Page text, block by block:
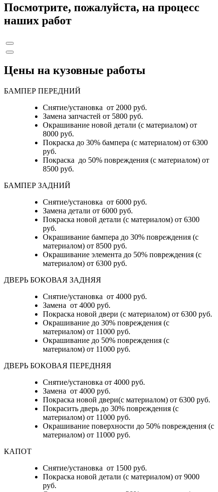
Посмотрите, пожалуйста, на процесс
наших работ
Цены на кузовные работы
БАМПЕР ПЕРЕДНИЙ
Снятие/установка от 2000 руб.
Замена запчастей от 5800 руб.
Окрашивание новой детали (с материалом) от
8000 руб.
Покраска до 30% бампера (с материалом) от 6300
руб.
Покраска до 50% повреждения (с материалом) от
8500 руб.
БАМПЕР ЗАДНИЙ
Снятие/установка от 6000 руб.
Замена детали от 6000 руб.
Покраска новой детали (с материалом) от 6300
руб.
Окрашивание бампера до 30% повреждения (с
материалом) от 8500 руб.
Окрашивание элемента до 50% повреждения (с
материалом) от 6300 руб.
ДВЕРЬ БОКОВАЯ ЗАДНЯЯ
Снятие/установка от 4000 руб.
Замена от 4000 руб.
Покраска новой двери (с материалом) от 6300 руб.
Окрашивание до 30% повреждения (с
материалом) от 11000 руб.
Окрашивание до 50% повреждения (с
материалом) от 11000 руб.
ДВЕРЬ БОКОВАЯ ПЕРЕДНЯЯ
Снятие/установка от 4000 руб.
Замена от 4000 руб.
Покраска новой двери(с материалом) от 6300 руб.
Покрасить дверь до 30% повреждения (с
материалом) от 11000 руб.
Окрашивание поверхности до 50% повреждения (с
материалом) от 11000 руб.
КАПОТ
Снятие/установка от 1500 руб.
Покраска новой детали (с материалом) от 9000
руб.